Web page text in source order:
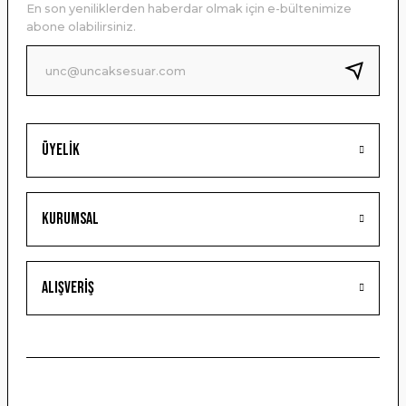
Ürün bilgilerinde hatalar bulunuyor.
Ürün fiyatı diğer sitelerden daha pahalı.
Bu ürüne benzer farklı alternatifler olmalı.
Gönder
Üyelik
Kurumsal
Alışveriş
En son yeniliklerden haberdar olmak için e-bültenimize
abone olabilirsiniz.